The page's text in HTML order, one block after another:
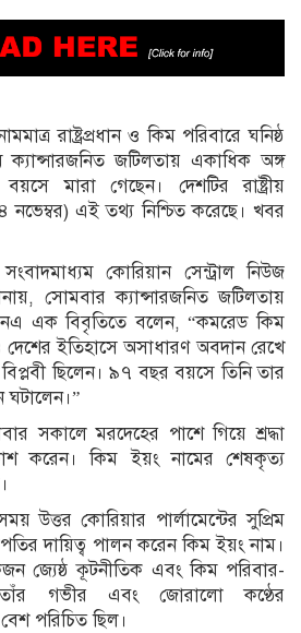
রাষ্ট্রপ্রধান ও কিম পরিবারে ঘনিষ্ঠ
জটিলতায় একাধিক অঙ্গ
মারা গেছেন। দেশটির রাষ্ট্রীয়
নভেম্বর) এই তথ্য নিশ্চিত করেছে। খবর
সংবাদমাধ্যম কোরিয়ান সেন্ট্রাল নিউজ
সোমবার ক্যান্সারজনিত জটিলতায়
এক বিবৃতিতে বলেন, “কমরেড কিম
ইতিহাসে অসাধারণ অবদান রেখে
ছিলেন। ৯৭ বছর বয়সে তিনি তার
ঘটালেন।”
সকালে মরদেহের পাশে গিয়ে শ্রদ্ধা
করেন। কিম ইয়ং নামের শেষকৃত্য
উত্তর কোরিয়ার পার্লামেন্টের সুপ্রিম
দায়িত্ব পালন করেন কিম ইয়ং নাম।
জ্যেষ্ঠ কূটনীতিক এবং কিম পরিবার-
গভীর এবং জোরালো কণ্ঠের
পরিচিত ছিল।